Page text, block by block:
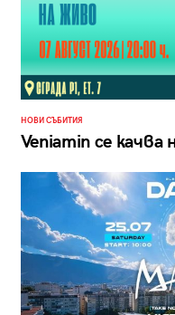
НОВИ СЪБИТИЯ
Veniamin се качва